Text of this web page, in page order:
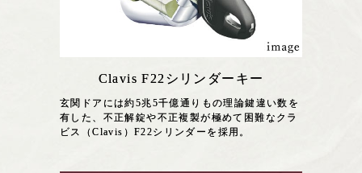
Clavis F22シリンダーキー
玄関ドアには約5兆5千億通りもの理論鍵違い数を
有した、不正解錠や不正複製が極めて困難なクラ
ビス（Clavis）F22シリンダーを採用。